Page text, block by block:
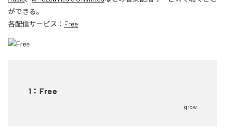
ができる。
各配信サービス： Free
1 ： Free
qrow